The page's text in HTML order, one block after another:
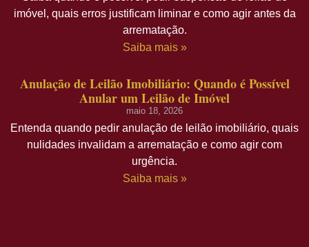
imóvel, quais erros justificam liminar e como agir antes da
arrematação.
Saiba mais »
Anulação de Leilão Imobiliário: Quando é Possível
Anular um Leilão de Imóvel
maio 18, 2026
Entenda quando pedir anulação de leilão imobiliário, quais
nulidades invalidam a arrematação e como agir com
urgência.
Saiba mais »